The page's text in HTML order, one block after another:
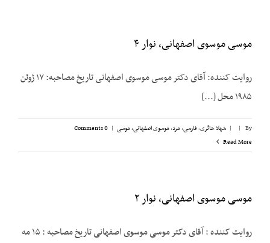
موسی موسوی اصفهانی، نوار ۴
روایت کننده: آقای دکتر موسی موسوی اصفهانی تاریخ مصاحبه‌: ۱۷ ژوئن
۱۹۸۵ محل [...]
By
|
| شهلا حائری,فارسی,مرد,موسوی اصفهانی، موسی |
0 Comments
Read More
موسی موسوی اصفهانی، نوار ۲
روایت کننده : آقای دکتر موسی موسوی اصفهانی تاریخ مصاحبه‌ : ۱۵ مه